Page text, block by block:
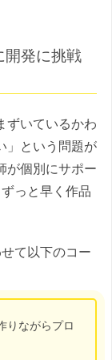
開発に挑戦
ずいているかわ
」という問題が
が個別にサポー
っと早く作品
て以下のコー
りながらプロ